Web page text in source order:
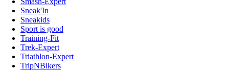
Sneak'In
Sneakids
Sport is good
Training-Fit
Trek-Expert
Triathlon-Expert
TripNBikers